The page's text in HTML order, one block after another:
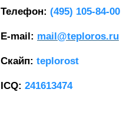
Телефон: (495) 105-84-00
E-mail: mail@teploros.ru
Скайп: teplorost
ICQ: 241613474